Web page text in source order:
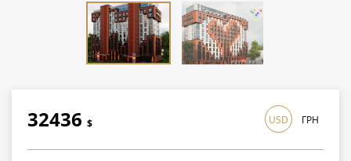
32436 $
940644грн
USD ГРН